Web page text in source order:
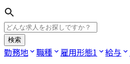
検索
勤務地 職種 雇用形態1 給与